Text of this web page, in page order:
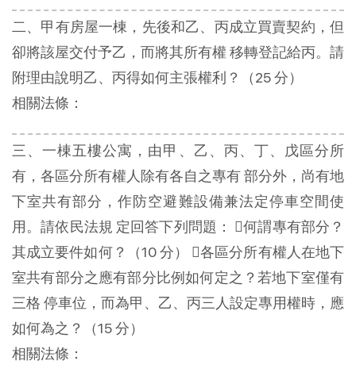
二、甲有房屋一棟，先後和乙、丙成立買賣契約，但
卻將該屋交付予乙，而將其所有權 移轉登記給丙。請
附理由說明乙、丙得如何主張權利？（25 分）
相關法條：
三、一棟五樓公寓，由甲、乙、丙、丁、戊區分所
有，各區分所有權人除有各自之專有 部分外，尚有地
下室共有部分，作防空避難設備兼法定停車空間使
用。請依民法規 定回答下列問題： 何謂專有部分？
其成立要件如何？（10 分） 各區分所有權人在地下
室共有部分之應有部分比例如何定之？若地下室僅有
三格 停車位，而為甲、乙、丙三人設定專用權時，應
如何為之？（15 分）
相關法條：